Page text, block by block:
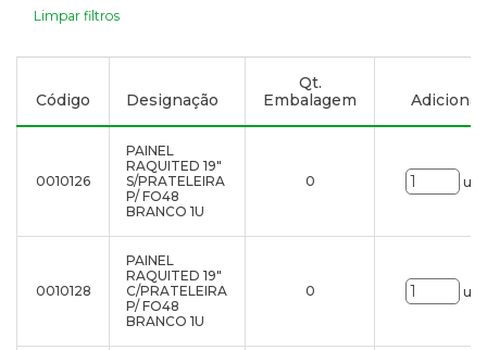
Limpar filtros
Código Designação
Qt.
Embalagem
0010126
PAINEL
RAQUITED 19"
S/PRATELEIRA
P/ FO48
BRANCO 1U
0
0010128
PAINEL
RAQUITED 19"
C/PRATELEIRA
P/ FO48
BRANCO 1U
0